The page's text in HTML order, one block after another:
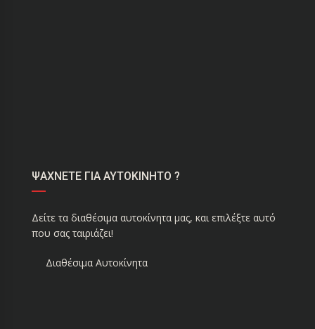
ΨΑΧΝΕΤΕ ΓΙΑ ΑΥΤΟΚΙΝΗΤΟ ?
Δείτε τα διαθέσιμα αυτοκίνητα μας, και επιλέξτε αυτό
που σας ταιριάζει!
Διαθέσιμα Αυτοκίνητα